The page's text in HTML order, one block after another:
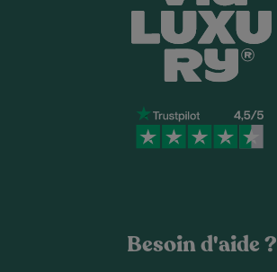
Besoin d'aide ?